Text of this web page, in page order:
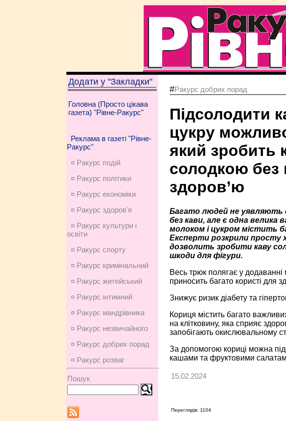
Додати у "Закладки"
Головна (Просто цікава
газета) "Рівне-Ракурс"
Реклама в газеті "Рівне-
Ракурс"
¤ Ракурс подій
¤ Ракурс політики
¤ Ракурс економiки
¤ Ракурс здоров'я
¤ Ракурс культури і
освіти
¤ Ракурс спорту
¤ Ракурс кримінальний
¤ Ракурс житейський
¤ Ракурс інтимний
¤ Ракурс мандрівника
¤ Ракурс незвичайного
¤ Ракурс добрих порад
¤ Ракурс розваг
Пошук
#Ракурс добрих порад
Підсолодити
цукру
який зробить
солодкою без
здоров’ю
Багато людей не
без кави, але є одна велика
молоком і цукром містить
Експерти розкрили просту
дозволить зробити каву
шкоди для фігури.
Весь трюк полягає у додаванні
приносить багато користі для
Знижує ризик діабету та
Кориця містить багато
на клітковину, яка сприяє
запобігають окислювальному
За допомогою кориці можна
кашами та фруктовими
15.02.2024
Переглядів: 1104